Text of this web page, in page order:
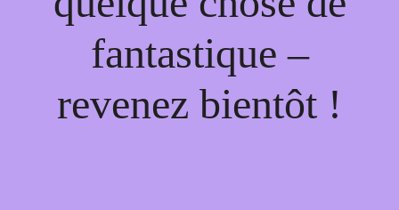
fantastique –
revenez bientôt !